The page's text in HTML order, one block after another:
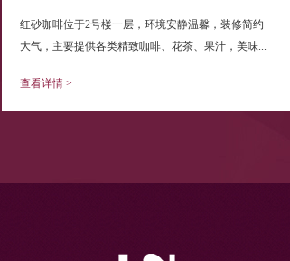
红砂咖啡位于2号楼一层，环境安静温馨，装修简约
大气，主要提供各类精致咖啡、花茶、果汁，美味...
查看详情 >